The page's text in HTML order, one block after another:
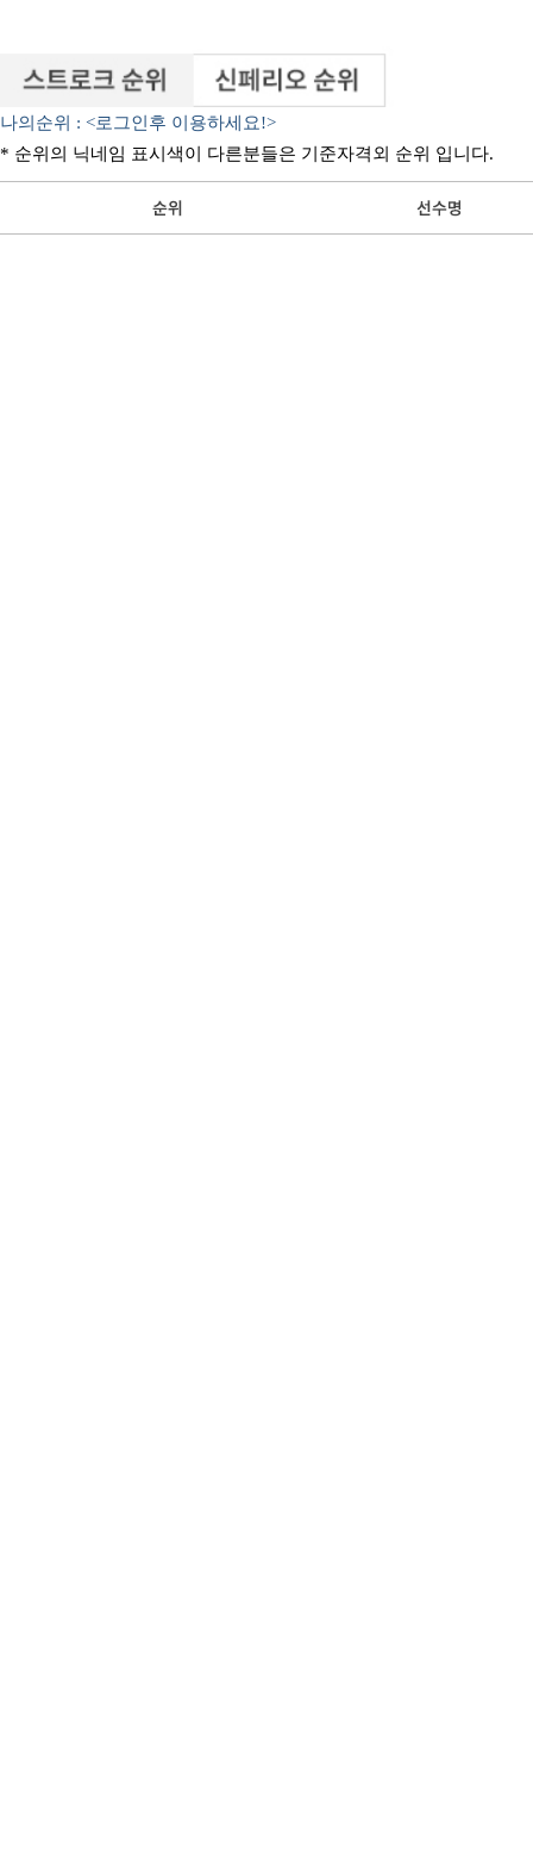
나의순위 : <로그인후 이용하세요!>
* 순위의 닉네임 표시색이 다른분들은 기준자격외 순위 입니다.